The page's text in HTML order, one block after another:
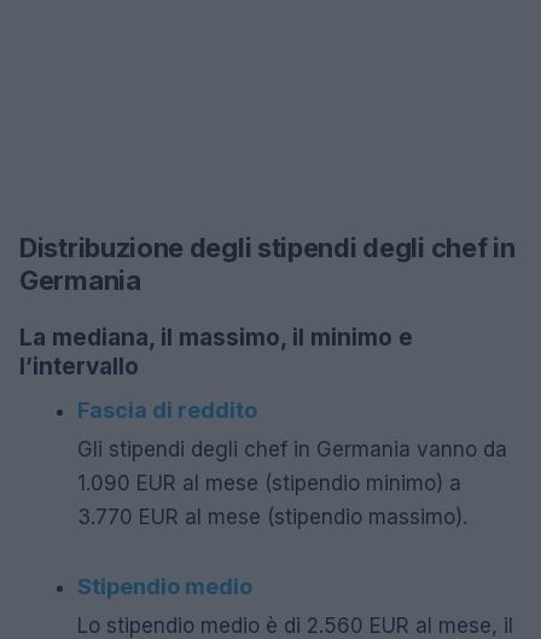
Distribuzione degli stipendi degli chef in
Germania
La mediana, il massimo, il minimo e
l’intervallo
Fascia di reddito
Gli stipendi degli chef in Germania vanno da
1.090 EUR al mese (stipendio minimo) a
3.770 EUR al mese (stipendio massimo).
Stipendio medio
Lo stipendio medio è di 2.560 EUR al mese, il